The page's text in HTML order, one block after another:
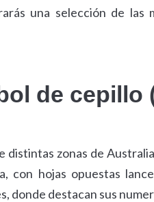
una selección de las
de cepillo
distintas zonas de
hojas opuestas
donde destacan sus